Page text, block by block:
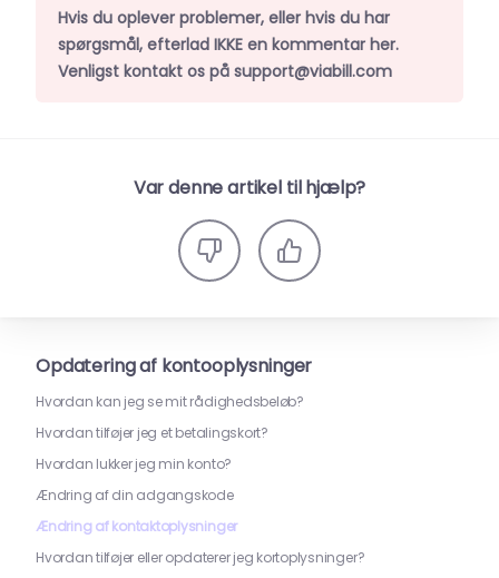
Hvis du oplever problemer, eller hvis du har
spørgsmål, efterlad IKKE en kommentar her.
Venligst kontakt os på support@viabill.com
Var denne artikel til hjælp?
Opdatering af kontooplysninger
Hvordan kan jeg se mit rådighedsbeløb?
Hvordan tilføjer jeg et betalingskort?
Hvordan lukker jeg min konto?
Ændring af din adgangskode
Ændring af kontaktoplysninger
Hvordan tilføjer eller opdaterer jeg kortoplysninger?